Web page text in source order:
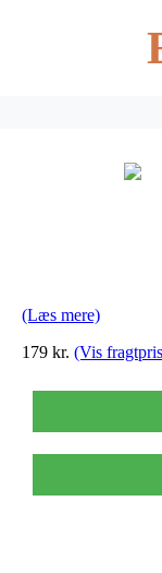
(Læs mere)
179 kr. (Vis